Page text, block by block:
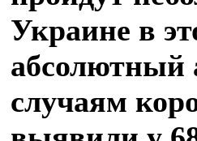
Украине в
абсолютный
случаям